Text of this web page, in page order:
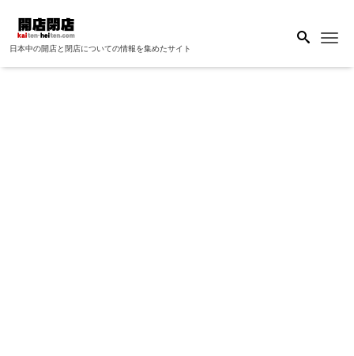
日本中の開店と閉店についての情報を集めたサイト